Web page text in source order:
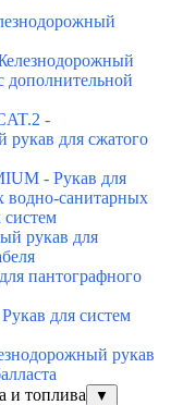
дополнительной
-
для сжатого
- Рукав для
водно-санитарных
рукав для
пантографного
для систем
рукав
и топлива
▼